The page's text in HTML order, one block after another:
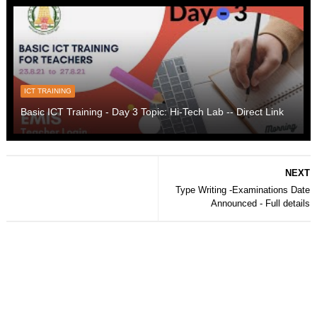
ICT TRAINING
Basic ICT Training - Day 3 Topic: Hi-Tech Lab -- Direct Link
NEXT
Type Writing -Examinations Date
Announced - Full details